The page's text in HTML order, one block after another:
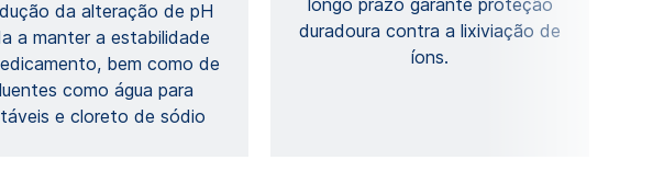
da alteração de pH
a manter a estabilidade
bem como de
como água para
​​e cloreto de sódio
longo prazo garante proteção
duradoura contra a lixiviação de
íons.